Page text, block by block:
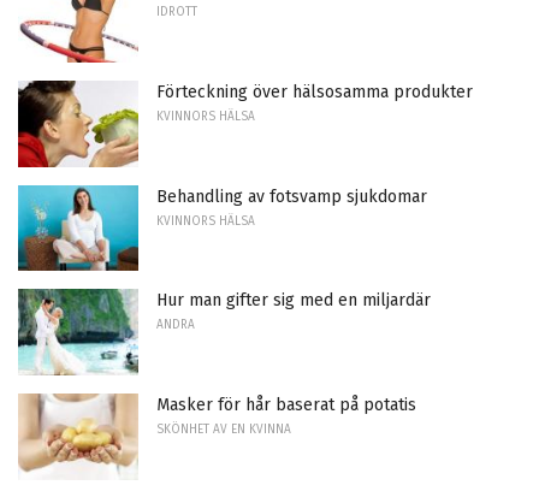
IDROTT
Förteckning över hälsosamma produkter
KVINNORS HÄLSA
Behandling av fotsvamp sjukdomar
KVINNORS HÄLSA
Hur man gifter sig med en miljardär
ANDRA
Masker för hår baserat på potatis
SKÖNHET AV EN KVINNA